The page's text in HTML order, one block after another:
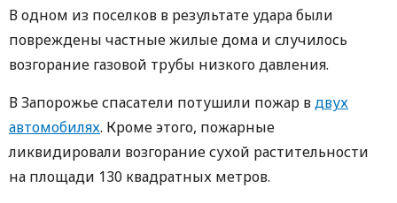
В одном из поселков в результате удара были
повреждены частные жилые дома и случилось
возгорание газовой трубы низкого давления.
В Запорожье спасатели потушили пожар вдвух
автомобилях. Кроме этого, пожарные
ликвидировали возгорание сухой растительности
на площади 130 квадратных метров.